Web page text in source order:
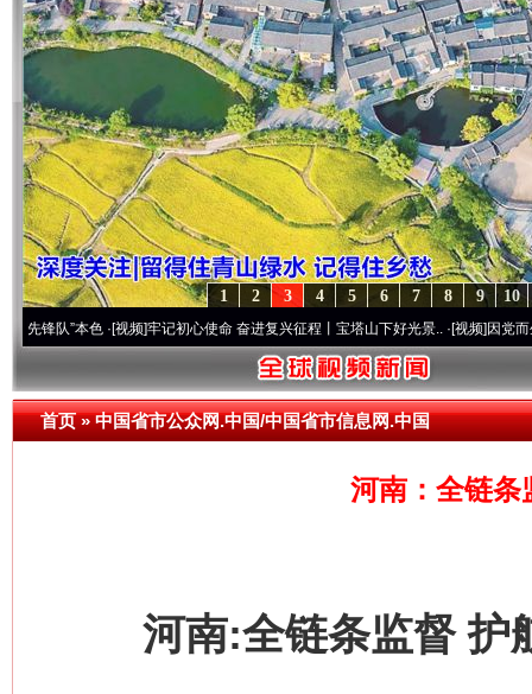
10
9
8
7
6
5
4
3
2
1
本色·[视频]牢记初心使命 奋进复兴征程丨宝塔山下好光景..·[视频]因党而生 为党而
首页»中国省市公众网.中国/中国省市信息网.中国
河南：全链条
河南:全链条监督 护